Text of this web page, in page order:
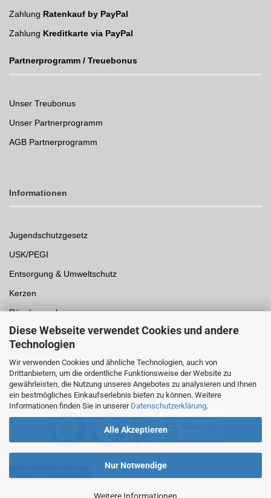
Diese Webseite verwendet Cookies und andere
Technologien
Wir verwenden Cookies und ähnliche Technologien, auch von
Drittanbietern, um die ordentliche Funktionsweise der Website zu
gewährleisten, die Nutzung unseres Angebotes zu analysieren und Ihnen
ein bestmögliches Einkaufserlebnis bieten zu können. Weitere
Informationen finden Sie in unserer Datenschutzerklärung.
Alle Akzeptieren
Nur Notwendige
Zahlung Ratenkauf by PayPal
Zahlung Kreditkarte via PayPal
Partnerprogramm / Treuebonus
Unser Treubonus
Unser Partnerprogramm
AGB Partnerprogramm
Informationen
Jugendschutzgesetz
USK/PEGI
Entsorgung & Umweltschutz
Kerzen
Räucherwerke
Spielwaren
Einwegpfand
Auszeichnungen /Sicherheit